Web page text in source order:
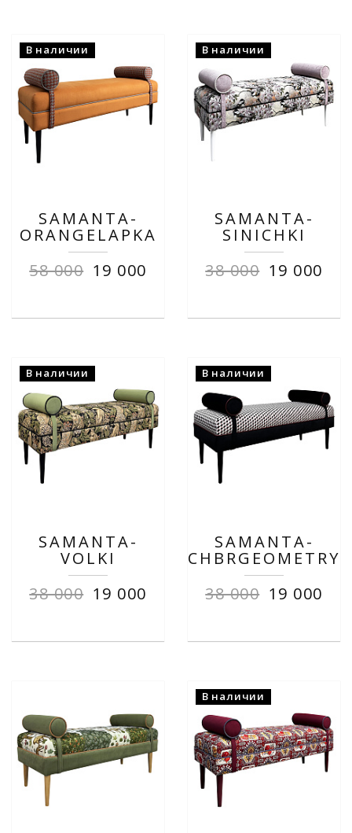
В наличии
SAMANTA-
ORANGELAPKA
58 000 19 000
В наличии
SAMANTA-
SINICHKI
38 000 19 000
В наличии
SAMANTA-
VOLKI
38 000 19 000
В наличии
SAMANTA-
CHBRGEOMETRY
38 000 19 000
В наличии